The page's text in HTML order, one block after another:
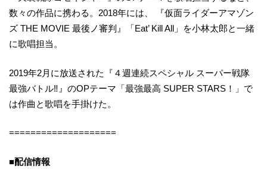
数々の作品に携わる。2018年には、 『仮面ライダーアマゾン
ズ THE MOVIE 最後ノ審判』「Eat’ Kill All」を小林太郎と一緒
に歌唱担当。
2019年2月に放送された『４週連続スペシャル スーパー戦隊
最強バトル‼』のOPテーマ「最強最高 SUPER STARS！」で
は作曲と歌唱を手掛けた。
====================
■配信情報